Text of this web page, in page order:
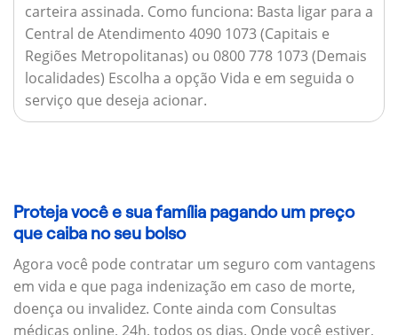
carteira assinada. Como funciona: Basta ligar para a
Central de Atendimento 4090 1073 (Capitais e
Regiões Metropolitanas) ou 0800 778 1073 (Demais
localidades) Escolha a opção Vida e em seguida o
serviço que deseja acionar.
Proteja você e sua família pagando um preço
que caiba no seu bolso
Agora você pode contratar um seguro com vantagens
em vida e que paga indenização em caso de morte,
doença ou invalidez. Conte ainda com Consultas
médicas online, 24h, todos os dias. Onde você estiver,